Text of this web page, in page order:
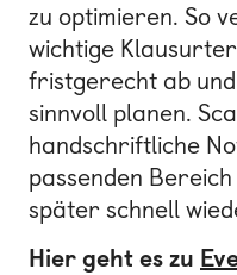
zu optimieren. So
wichtige
fristgerecht ab
sinnvoll planen.
handschriftliche
passenden
später schnell
Hier geht es zu